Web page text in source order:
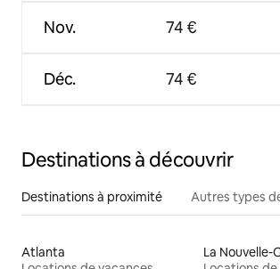
Nov.
Déc.
74 €
74 €
Destinations à découvrir
Destinations à proximité Autres types
Atlanta
La Nouvelle-